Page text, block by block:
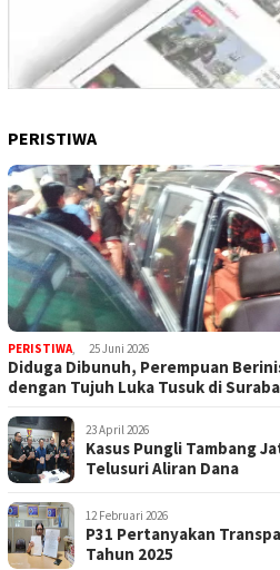
PERISTIWA
PERISTIWA 25 Juni 2026
Diduga Dibunuh, Perempuan
dengan Tujuh Luka Tusuk di
23 April 2026
Kasus Pungli Tambang
Telusuri Aliran Dana
12 Februari 2026
P31 Pertanyakan
Tahun 2025